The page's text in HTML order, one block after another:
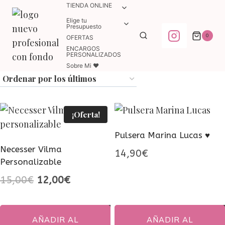
Saltar
contenido
TIENDA ONLINE
ALTERNAR
HIJO
Elige tu
Presupuesto
ALTERNAR
MENÚ
OFERTAS
ENCARGOS
PERSONALIZADOS
Sobre Mi ♥
0
¡Oferta!
Necesser Vilma
Personalizable
15,00€ El
12,00€El
AÑADIR AL
Pulsera Marina Lucas ♥
14,90€
AÑADIR AL